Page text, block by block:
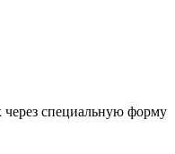
через специальную форму